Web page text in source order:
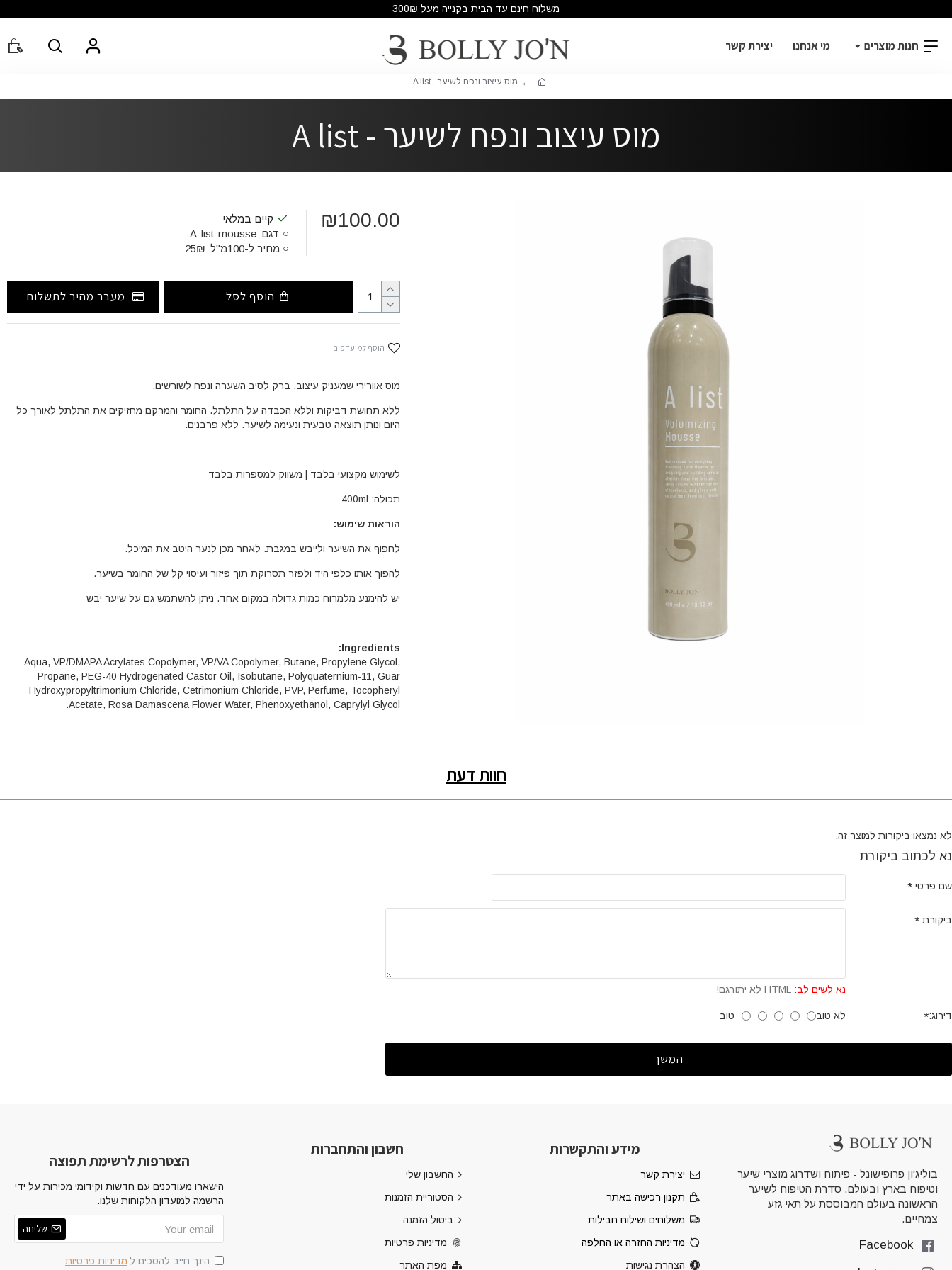
משלוח חינם עד הבית בקנייה מעל 300₪
חנות מוצרים מי אנחנו יצירת קשר
מוס עיצוב ונפח לשיער - A list
מוס עיצוב ונפח לשיער - A list
₪100.00
קיים במלאי
דגם: A-list-mousse
מחיר ל-100מ"ל:
25₪
הוסף לסל מעבר מהיר לתשלום
הוסף למועדפים
מוס אוורירי שמעניק עיצוב, ברק לסיב השערה ונפח לשורשים.
ללא תחושת דביקות וללא הכבדה על התלתל. החומר והמרקם מחזיקים את התלתל לאורך כל
היום ונותן תוצאה טבעית ונעימה לשיער. ללא פרבנים.
לשימוש מקצועי בלבד | משווק למספרות בלבד
תכולה: 400ml
הוראות שימוש:
לחפוף את השיער ולייבש במגבת. לאחר מכן לנער היטב את המיכל.
להפוך אותו כלפי היד ולפזר תסרוקת תוך פיזור ועיסוי קל של החומר בשיער.
יש להימנע מלמרוח כמות גדולה במקום אחד. ניתן להשתמש גם על שיער יבש
Ingredients:
Aqua, VP/DMAPA Acrylates Copolymer, VP/VA Copolymer, Butane, Propylene Glycol,
Propane, PEG-40 Hydrogenated Castor Oil, Isobutane, Polyquaternium-11, Guar
Hydroxypropyltrimonium Chloride, Cetrimonium Chloride, PVP, Perfume, Tocopheryl
Acetate, Rosa Damascena Flower Water, Phenoxyethanol, Caprylyl Glycol.
חוות דעת
לא נמצאו ביקורות למוצר זה.
נא לכתוב ביקורת
שם פרטי:
ביקורת:
נא לשים לב:
דירוג: לא טוב טוב
המשך
בוליג'ון פרופישונל - פיתוח ושדרוג מוצרי שיער
וטיפוח בארץ ובעולם. סדרת הטיפוח לשיער
הראשונה בעולם המבוססת על תאי גזע
צמחיים.
Facebook
מידע והתקשרות
יצירת קשר
תקנון רכישה באתר
משלוחים ושילוח חבילות
מדיניות החזרה או החלפה
הצהרת נגישות
חשבון והתחברות
החשבון שלי
הסטוריית הזמנות
ביטול הזמנה
מדיניות פרטיות
מפת האתר
הצטרפות לרשימת תפוצה
הישארו מעודכנים עם חדשות וקידומי מכירות על ידי
הרשמה למועדון הלקוחות שלנו.
שליחה
הינך חייב להסכים ל מדיניות פרטיות